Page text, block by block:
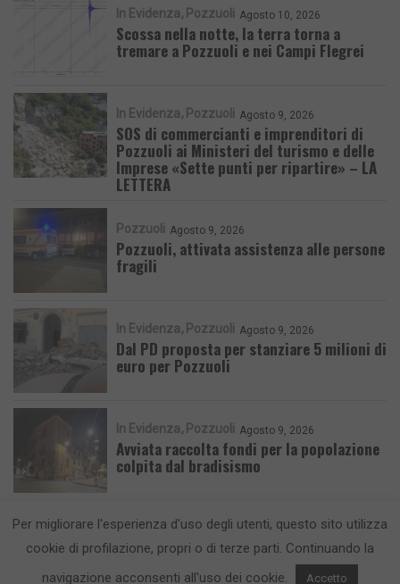
In Evidenza Pozzuoli Agosto 10, 2026
Scossa nella notte, la terra torna a
tremare a Pozzuoli e nei Campi Flegrei
In Evidenza Pozzuoli Agosto 9, 2026
SOS di commercianti e imprenditori di
Pozzuoli ai Ministeri del turismo e delle
Imprese «Sette punti per ripartire» – LA
LETTERA
Pozzuoli Agosto 9, 2026
Pozzuoli, attivata assistenza alle persone
fragili
In Evidenza Pozzuoli Agosto 9, 2026
Dal PD proposta per stanziare 5 milioni di
euro per Pozzuoli
In Evidenza Pozzuoli Agosto 9, 2026
Avviata raccolta fondi per la popolazione
colpita dal bradisismo
Per migliorare l'esperienza d'uso degli utenti, questo sito utilizza
cookie di profilazione, propri o di terze parti. Continuando la
navigazione acconsenti all'uso dei cookie.
Accetto